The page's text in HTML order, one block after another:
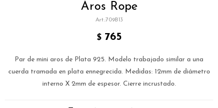
Aros Rope
709B13
$ 765
Par de mini aros de Plata 925. Modelo trabajado similar a una
cuerda tramada en plata ennegrecida. Medidas: 12mm de diámetro
interno X 2mm de espesor. Cierre incrustado.